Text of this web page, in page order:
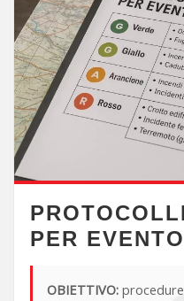
PER EVENTO
OBIETTIVO: